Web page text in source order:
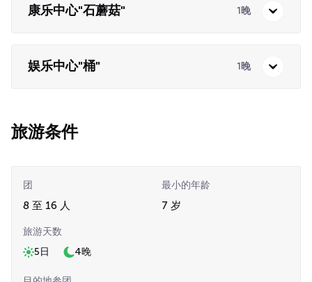
康乐中心"石蘑菇" 1晚
娱乐中心"桶" 1晚
旅游条件
团
8 至 16 人
最小的年龄
7 岁
旅游天数
5日
4晚